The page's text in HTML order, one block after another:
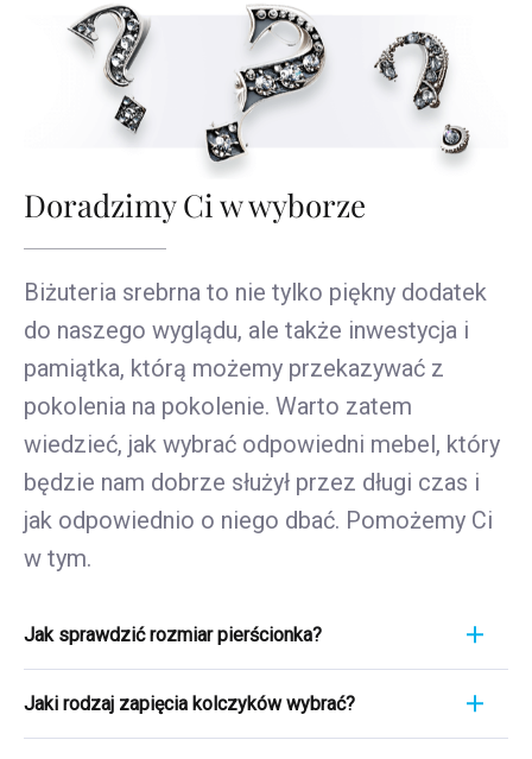
Doradzimy Ci w wyborze
Biżuteria srebrna to nie tylko piękny dodatek
do naszego wyglądu, ale także inwestycja i
pamiątka, którą możemy przekazywać z
pokolenia na pokolenie. Warto zatem
wiedzieć, jak wybrać odpowiedni mebel, który
będzie nam dobrze służył przez długi czas i
jak odpowiednio o niego dbać. Pomożemy Ci
w tym.
Jak sprawdzić rozmiar pierścionka?
poznać jego rozmiar, weź linijkę i przyłóż ją
bezpośrednio do pierścionka, który aktualnie
Jaki rodzaj zapięcia kolczyków wybrać?